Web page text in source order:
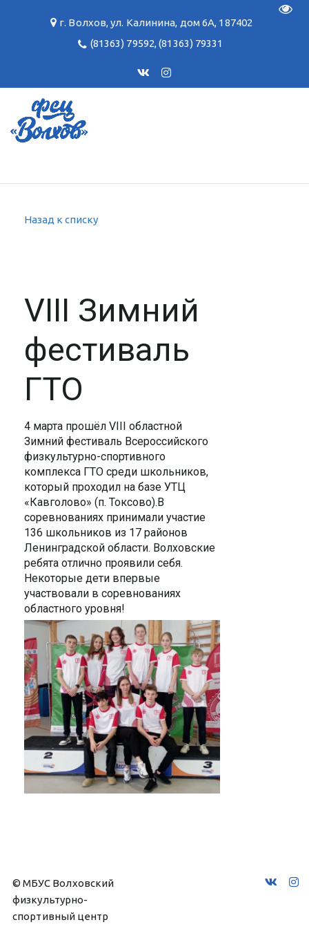
г. Волхов,ул. Калинина, дом 6А, 187402
(81363) 79592,(81363) 79331
Назад к списку
VIII Зимний
фестиваль
ГТО
4 марта прошёл VIII областной
Зимний фестиваль Всероссийского
физкультурно-спортивного
комплекса ГТО среди школьников,
который проходил на базе УТЦ
«Кавголово» (п. Токсово).В
соревнованиях принимали участие
136 школьников из 17 районов
Ленинградской области. Волховские
ребята отлично проявили себя.
Некоторые дети впервые
участвовали в соревнованиях
областного уровня!
© МБУС Волховский
физкультурно-
спортивный центр